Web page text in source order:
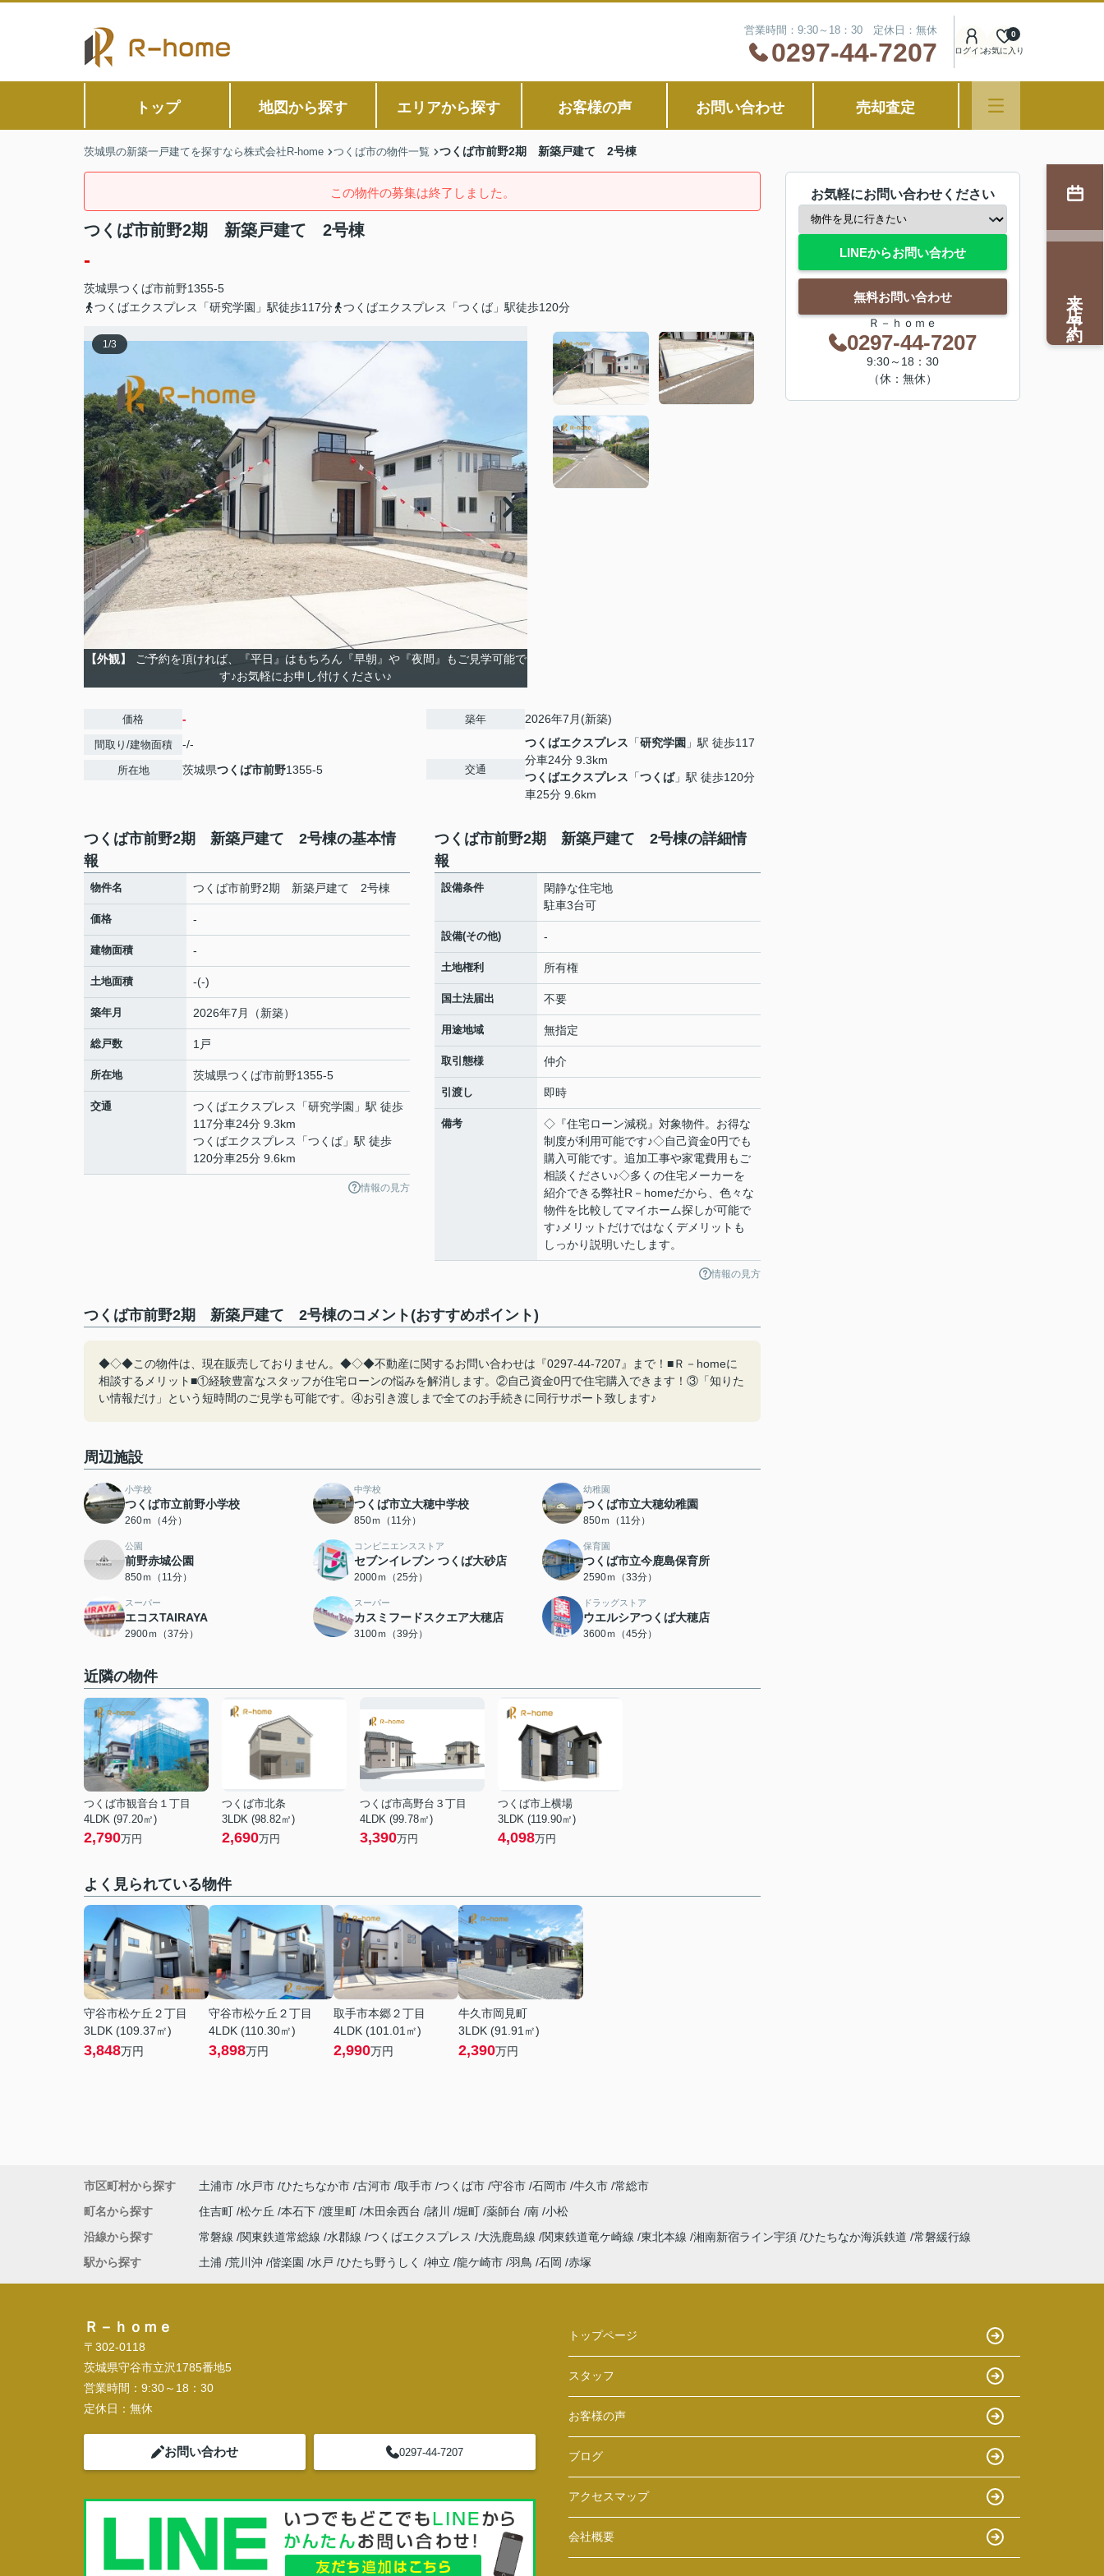
営業時間：9:30～18：30 定休日：無休
0297-44-7207 ログインお気に入り
0
トップ 地図から探す エリアから探す お客様の声 お問い合わせ 売却査定
茨城県の新築一戸建てを探すなら株式会社R-home つくば市の物件一覧 つくば市前野2期 新築戸建て 2号棟
この物件の募集は終了しました。
つくば市前野2期 新築戸建て 2号棟
-
茨城県つくば市前野1355-5
つくばエクスプレス「研究学園」駅徒歩117分
つくばエクスプレス「つくば」駅徒歩120分
1/3
【外観】
ご予約を頂ければ、『平日』はもちろん『早朝』や『夜間』もご見学可能で
す♪お気軽にお申し付けください♪
価格 -
間取り/建物面積 -/-
所在地 茨城県つくば市前野1355-5
築年 2026年7月(新築)
交通
つくばエクスプレス 「研究学園 」駅 徒歩117
分車24分 9.3km
つくばエクスプレス 「つくば」駅 徒歩120分
車25分 9.6km
つくば市前野2期 新築戸建て 2号棟の基本情
報
物件名 つくば市前野2期 新築戸建て 2号棟
価格 -
建物面積 -
土地面積 -(-)
築年月 2026年7月（新築）
総戸数 1戸
所在地 茨城県つくば市前野1355-5
交通 つくばエクスプレス 「研究学園 」駅 徒歩
117分車24分 9.3km
つくばエクスプレス
「つくば 」駅 徒歩
120分車25分 9.6km
情報の見方
つくば市前野2期 新築戸建て 2号棟の詳細情
報
設備条件
閑静な住宅地
駐車3台可
設備(その他) -
土地権利 所有権
国土法届出 不要
用途地域 無指定
取引態様 仲介
引渡し 即時
備考
◇『住宅ローン減税』対象物件。お得な
制度が利用可能です♪◇自己資金0円でも
購入可能です。追加工事や家電費用もご
相談ください♪◇多くの住宅メーカーを
紹介できる弊社R－homeだから、色々な
物件を比較してマイホーム探しが可能で
す♪メリットだけではなくデメリットも
しっかり説明いたします。
情報の見方
つくば市前野2期 新築戸建て 2号棟のコメント(おすすめポイント)
◆◇◆この物件は、現在販売しておりません。◆◇◆不動産に関するお問い合わせは『0297-44-7207』まで！■Ｒ－homeに
相談するメリット■①経験豊富なスタッフが住宅ローンの悩みを解消します。②自己資金0円で住宅購入できます！③「知りた
い情報だけ」という短時間のご見学も可能です。④お引き渡しまで全てのお手続きに同行サポート致します♪
周辺施設
小学校
つくば市立前野小学校
260ｍ（4分）
中学校
つくば市立大穂中学校
850ｍ（11分）
幼稚園
つくば市立大穂幼稚園
850ｍ（11分）
公園
前野赤城公園
850ｍ（11分）
コンビニエンスストア
セブンイレブン つくば大砂店
2000ｍ（25分）
保育園
つくば市立今鹿島保育所
2590ｍ（33分）
スーパー
エコスTAIRAYA
2900ｍ（37分）
スーパー
カスミフードスクエア大穂店
3100ｍ（39分）
ドラッグストア
ウエルシアつくば大穂店
3600ｍ（45分）
近隣の物件
つくば市観音台１丁目
4LDK (97.20㎡)
2,790万円
つくば市北条
3LDK (98.82㎡)
2,690万円
つくば市高野台３丁目
4LDK (99.78㎡)
3,390万円
つくば市上横場
3LDK (119.90㎡)
4,098万円
よく見られている物件
守谷市松ケ丘２丁目
3LDK (109.37㎡)
3,848万円
守谷市松ケ丘２丁目
4LDK (110.30㎡)
3,898万円
取手市本郷２丁目
4LDK (101.01㎡)
2,990万円
牛久市岡見町
3LDK (91.91㎡)
2,390万円
お気軽にお問い合わせください
LINEからお問い合わせ
無料お問い合わせ
Ｒ－ｈｏｍｅ
0297-44-7207
9:30～18：30
（休：無休）
来店予約
市区町村から探す 土浦市 水戸市 ひたちなか市 古河市 取手市 つくば市 守谷市 石岡市 牛久市 常総市
町名から探す
住吉町 松ケ丘 本石下 渡里町 木田余西台 諸川 堀町 薬師台 南 小松
沿線から探す
常磐線 関東鉄道常総線 水郡線 つくばエクスプレス 大洗鹿島線 関東鉄道竜ケ崎線 東北本線 湘南新宿ライン宇須 ひたちなか海浜鉄道 常磐緩行線
駅から探す
土浦 荒川沖 偕楽園 水戸 ひたち野うしく 神立 龍ケ崎市 羽鳥 石岡 赤塚
Ｒ－ｈｏｍｅ
〒302-0118
茨城県守谷市立沢1785番地5
営業時間： 9:30～18：30
定休日： 無休
お問い合わせ 0297-44-7207
トップページ
スタッフ
お客様の声
ブログ
アクセスマップ
会社概要